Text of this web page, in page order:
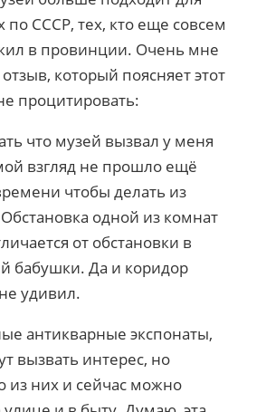
СССР, тех, кто еще совсем
в провинции. Очень мне
который поясняет этот
процитировать:
что музей вызвал у меня
взгляд не прошло ещё
чтобы делать из
одной из комнат
от обстановки в
бабушки. Да и коридор
удивил.
антикварные экспонаты,
вызвать интерес, но
из них и сейчас можно